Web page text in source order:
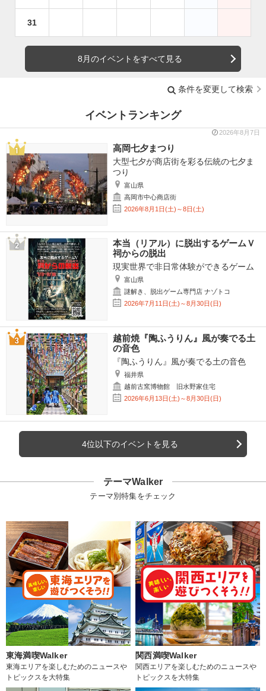
31
8月のイベントをすべて見る
条件を変更して検索
イベントランキング
2026年8月7日
高岡七夕まつり
大型七夕が商店街を彩る伝統の七夕ま
つり
富山県
高岡市中心商店街
2026年8月1日(土)～8日(土)
本当（リアル）に脱出するゲームＶ
祠からの脱出
現実世界で非日常体験ができるゲーム
富山県
謎解き、脱出ゲーム専門店 ナゾトコ
2026年7月11日(土)～8月30日(日)
越前焼『陶ふうりん』風が奏でる土
の音色
『陶ふうりん』風が奏でる土の音色
福井県
越前古窯博物館 旧水野家住宅
2026年6月13日(土)～8月30日(日)
4位以下のイベントを見る
テーマWalker
テーマ別特集をチェック
東海満喫Walker
東海エリアを楽しむためのニュースや
トピックスを大特集
関西満喫Walker
関西エリアを楽しむためのニュースや
トピックスを大特集